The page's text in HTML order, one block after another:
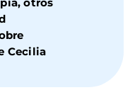
otros
Cecilia